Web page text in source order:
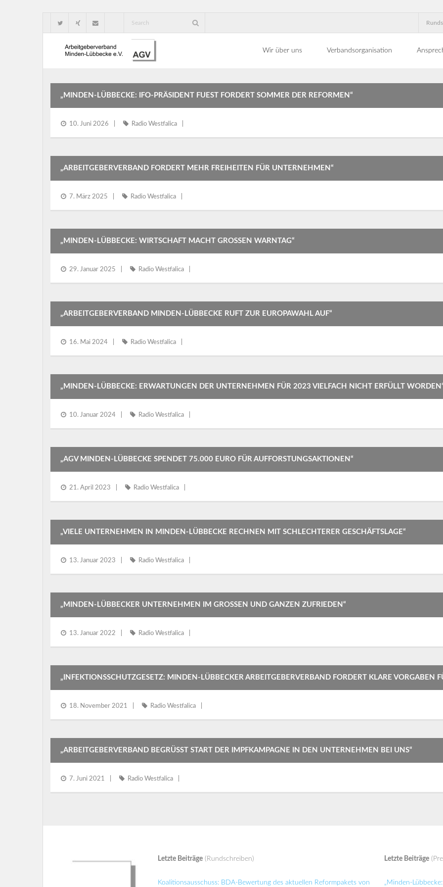
Wir über uns Verbandsorganisation
„MINDEN-LÜBBECKE: IFO-PRÄSIDENT FUEST FORDERT SOMMER DER REFORMEN“
10. Juni 2026 Radio Westfalica
„ARBEITGEBERVERBAND FORDERT MEHR FREIHEITEN FÜR UNTERNEHMEN“
7. März 2025 Radio Westfalica
„MINDEN-LÜBBECKE: WIRTSCHAFT MACHT GROSSEN WARNTAG“
29. Januar 2025 Radio Westfalica
„ARBEITGEBERVERBAND MINDEN-LÜBBECKE RUFT ZUR EUROPAWAHL AUF“
16. Mai 2024 Radio Westfalica
„MINDEN-LÜBBECKE: ERWARTUNGEN DER UNTERNEHMEN FÜR 2023 VIELFACH NICHT ERFÜLLT
10. Januar 2024 Radio Westfalica
„AGV MINDEN-LÜBBECKE SPENDET 75.000 EURO FÜR AUFFORSTUNGSAKTIONEN“
21. April 2023 Radio Westfalica
„VIELE UNTERNEHMEN IN MINDEN-LÜBBECKE RECHNEN MIT SCHLECHTERER GESCHÄFTSLAGE“
13. Januar 2023 Radio Westfalica
„MINDEN-LÜBBECKER UNTERNEHMEN IM GROSSEN UND GANZEN ZUFRIEDEN“
13. Januar 2022 Radio Westfalica
„INFEKTIONSSCHUTZGESETZ: MINDEN-LÜBBECKER ARBEITGEBERVERBAND FORDERT KLARE VORGABEN
18. November 2021 Radio Westfalica
„ARBEITGEBERVERBAND BEGRÜSST START DER IMPFKAMPAGNE IN DEN UNTERNEHMEN BEI UNS“
7. Juni 2021 Radio Westfalica
Letzte Beiträge(Rundschreiben)
Koalitionsausschuss: BDA-Bewertung des aktuellen Reformpakets von
Letzte Beiträge
„Minden-